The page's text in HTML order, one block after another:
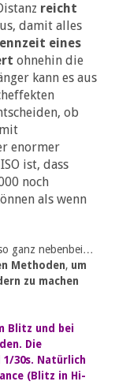
reicht
damit alles
eines
ohnehin die
kann es aus
ob
enormer
ist, dass
noch
als wenn
ganz nebenbei…
Methoden, um
zu machen
Blitz und bei
Die
1/30s. Natürlich
(Blitz in Hi-